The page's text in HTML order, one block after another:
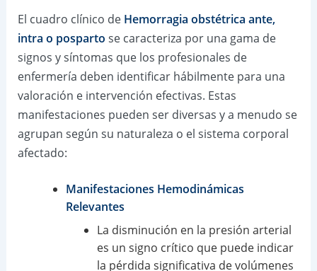
El cuadro clínico de Hemorragia obstétrica ante,
intra o posparto se caracteriza por una gama de
signos y síntomas que los profesionales de
enfermería deben identificar hábilmente para una
valoración e intervención efectivas. Estas
manifestaciones pueden ser diversas y a menudo se
agrupan según su naturaleza o el sistema corporal
afectado:
Manifestaciones Hemodinámicas
Relevantes
La disminución en la presión arterial
es un signo crítico que puede indicar
la pérdida significativa de volúmenes